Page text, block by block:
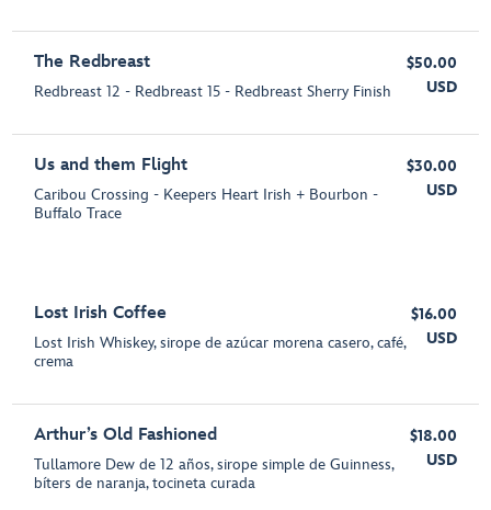
The Redbreast
Redbreast 12 - Redbreast 15 - Redbreast Sherry Finish
$50.00
USD
Us and them Flight
Caribou Crossing - Keepers Heart Irish + Bourbon -
Buffalo Trace
$30.00
USD
Lost Irish Coffee
Lost Irish Whiskey, sirope de azúcar morena casero, café,
crema
$16.00
USD
Arthur’s Old Fashioned
Tullamore Dew de 12 años, sirope simple de Guinness,
bíters de naranja, tocineta curada
$18.00
USD